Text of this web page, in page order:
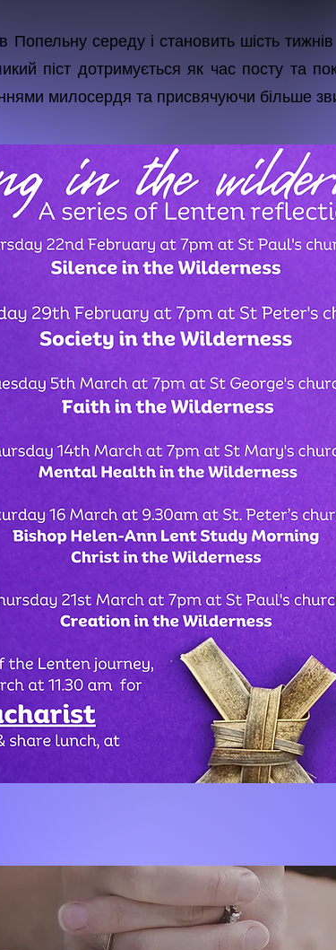
Попельну середу і становить шість
піст дотримується як час посту та
милосердя та присвячуючи більше
посилання на наш курс Великого посту
Великий пісттут.